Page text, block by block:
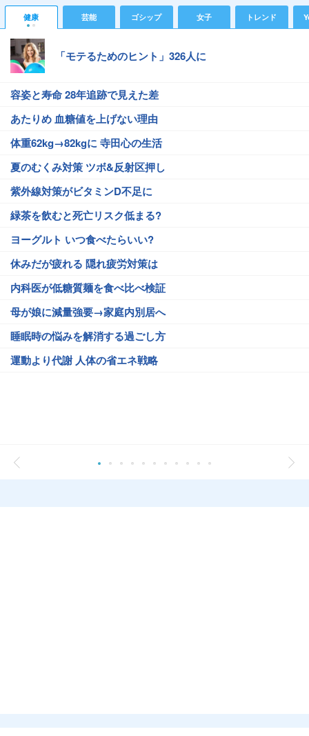
健康 芸能 ゴシップ 女子 トレンド
「モテるためのヒント」326人に
容姿と寿命 28年追跡で見えた差
あたりめ 血糖値を上げない理由
体重62kg→82kgに 寺田心の生活
夏のむくみ対策 ツボ&反射区押し
紫外線対策がビタミンD不足に
緑茶を飲むと死亡リスク低まる?
ヨーグルト いつ食べたらいい?
休みだが疲れる 隠れ疲労対策は
内科医が低糖質麺を食べ比べ検証
母が娘に減量強要→家庭内別居へ
睡眠時の悩みを解消する過ごし方
運動より代謝 人体の省エネ戦略